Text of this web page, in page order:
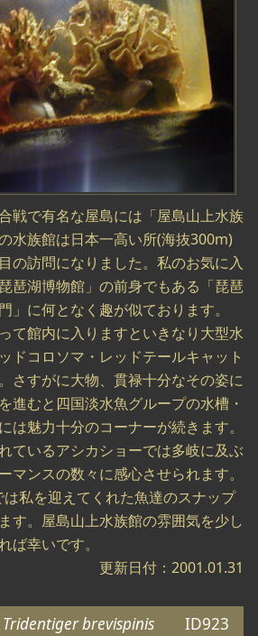
戦で有名な屋島には「屋島山上水族
水族館は日本一高い所(海抜300m)
の訪問になりました。私のお気に入
琶湖博物館」の前身でもある「琵琶
」に何となく趣が似ております。
て館内に入りますといきなり大型水
ドコロソマ・レッドテールキャット
さすがに大物、貫禄十分なその姿に
進むと四国淡水魚グループの水槽・
は魅力十分のコーナーが続きます。
ているアシカショーでは多岐に及ぶ
マンスの数々に感心させられます。
は私を迎えてくれた魚達のスナップ
す。屋島山上水族館の雰囲気を少し
ば幸いです。
更新日付：2001.01.31
Tridentiger brevispinis ID923